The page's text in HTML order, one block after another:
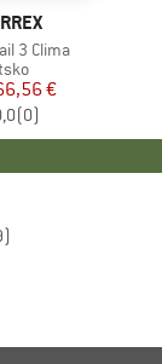
3 Clima
pris
€
(0)